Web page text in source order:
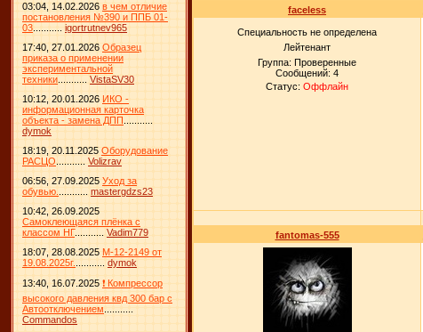
03:04, 14.02.2026 в чем отличие
постановления №390 и ППБ 01-
03
igortrutnev965
17:40, 27.01.2026 Образец
приказа о применении
экспериментальной
техники
VistaSV30
10:12, 20.01.2026 ИКО -
информационная карточка
объекта - замена ДПП
dymok
18:19, 20.11.2025 Оборудование
РАСЦО
Volizrav
06:56, 27.09.2025 Уход за
обувью.
mastergdzs23
10:42, 26.09.2025
Самоклеющаяся плёнка с
классом НГ...........
Vadim779
18:07, 28.08.2025 М-12-2149 от
19.08.2025г.
dymok
13:40, 16.07.2025 ❗ Компрессор
высокого давления квд 300 бар с
Автоотключением
Commandos
faceless
Специальность не определена
Лейтенант
Группа: Проверенные
Сообщений: 4
Статус: Оффлайн
fantomas-555